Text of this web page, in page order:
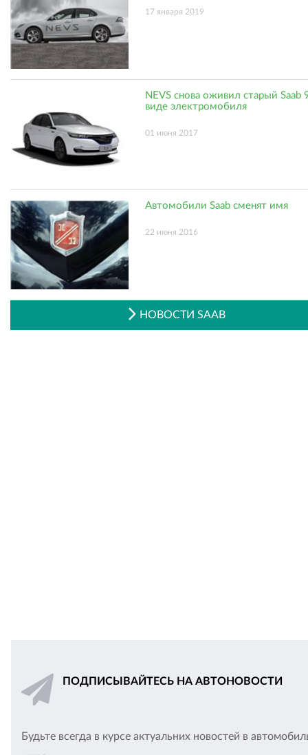
17 января 2019
NEVS снова оживил старый Saab
виде электромобиля
01 июня 2017
Автомобили Saab сменят имя
22 июня 2016
НОВОСТИ SAAB
ПОДПИСЫВАЙТЕСЬ НА АВТОНОВОСТИ
Будьте всегда в курсе актуальних новостей в